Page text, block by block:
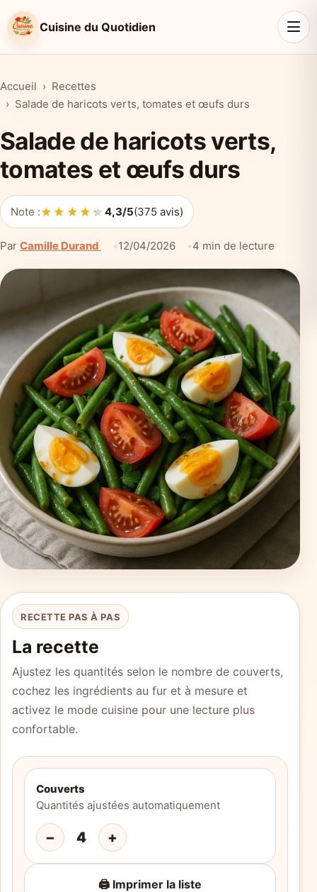
Cuisine du Quotidien
Accueil
Recettes
Salade de haricots verts, tomates et œufs durs
Salade de haricots verts,
tomates et œufs durs
Note :★★★★★
★★★★★4,3/5(375 avis)
Par Camille Durand 12/04/2026 4 min de lecture
RECETTE PAS À PAS
La recette
Ajustez les quantités selon le nombre de couverts,
cochez les ingrédients au fur et à mesure et
activez le mode cuisine pour une lecture plus
confortable.
Couverts
Quantités ajustées automatiquement
− 4 +
🖨️ Imprimer la liste